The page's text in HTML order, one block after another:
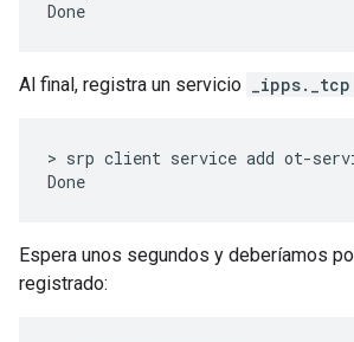
Al final, registra un servicio _ipps._tcp
> srp client service add ot-
Espera unos segundos y deberíamos
registrado: